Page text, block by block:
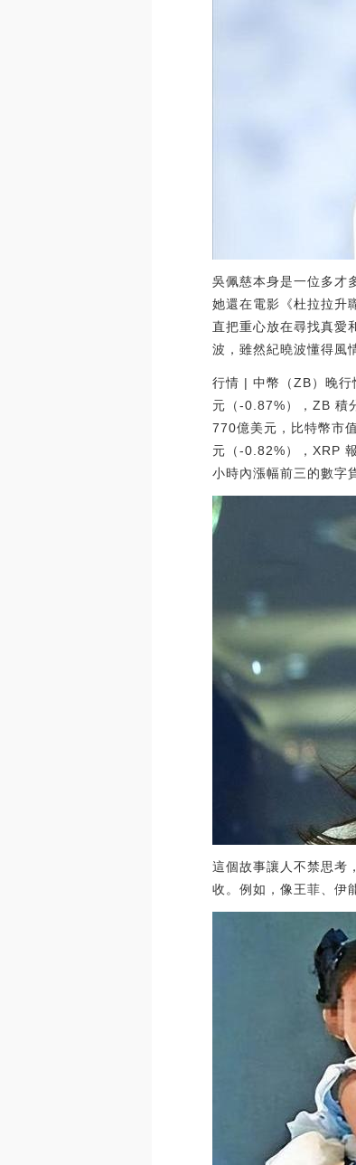
吳佩慈本身是一位多才
她還在電影《杜拉拉升
直把重心放在尋找真愛
波，雖然紀曉波懂得風
行情 | 中幣（ZB）晚
元（-0.87%），ZB 積
770億美元，比特幣市
元（-0.82%），XRP
小時內漲幅前三的數
這個故事讓人不禁思考
收。例如，像王菲、伊